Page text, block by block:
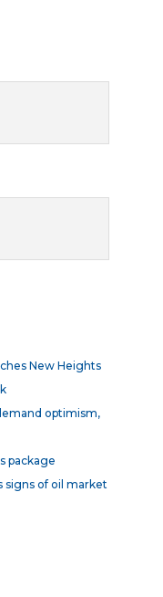
New Heights
optimism,
package
signs of oil market